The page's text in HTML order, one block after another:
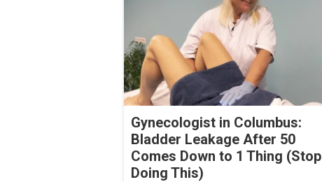
Gynecologist in Columbus:
Bladder Leakage After 50
Comes Down to 1 Thing (Stop
Doing This)